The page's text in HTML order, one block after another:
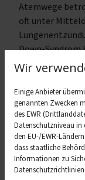
Atemwege
oft unter
Down-Syndrom
einer
oder
Leukämie-
Doch anders
Wir
Einige Anbieter
genannten Zwecken
des EWR
Datenschutzniveau in
den EU-/EWR-
dass staatliche
Informationen zu